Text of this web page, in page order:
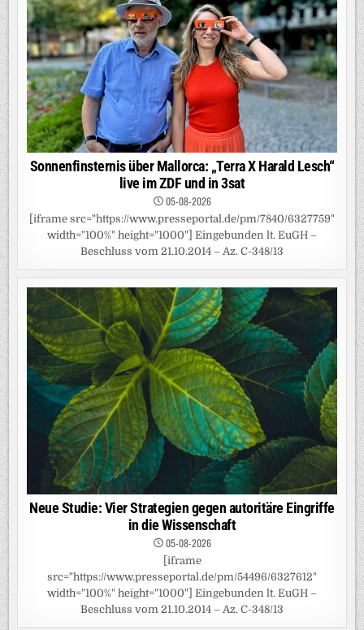
Sonnenfinsternis über Mallorca: „Terra X Harald Lesch“
live im ZDF und in 3sat
05-08-2026
[iframe src="https://www.presseportal.de/pm/7840/6327759"
width="100%" height="1000"] Eingebunden lt. EuGH –
Beschluss vom 21.10.2014 – Az. C-348/13
Neue Studie: Vier Strategien gegen autoritäre Eingriffe
in die Wissenschaft
05-08-2026
[iframe
src="https://www.presseportal.de/pm/54496/6327612"
width="100%" height="1000"] Eingebunden lt. EuGH –
Beschluss vom 21.10.2014 – Az. C-348/13